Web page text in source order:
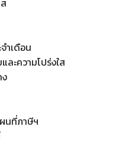
Search
ำเดือน
ละความโปร่งใส
นที่ภาษีฯ